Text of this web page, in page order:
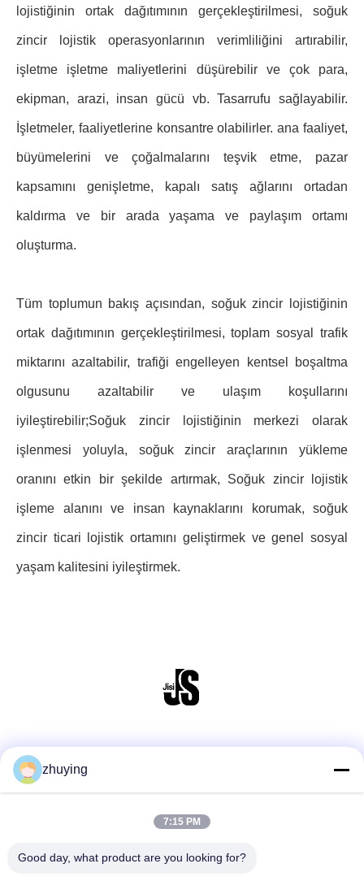
lojistiğinin ortak dağıtımının gerçekleştirilmesi, soğuk
zincir lojistik operasyonlarının verimliliğini artırabilir,
işletme işletme maliyetlerini düşürebilir ve çok para,
ekipman, arazi, insan gücü vb. Tasarrufu sağlayabilir.
İşletmeler, faaliyetlerine konsantre olabilirler. ana faaliyet,
büyümelerini ve çoğalmalarını teşvik etme, pazar
kapsamını genişletme, kapalı satış ağlarını ortadan
kaldırma ve bir arada yaşama ve paylaşım ortamı
oluşturma.
Tüm toplumun bakış açısından, soğuk zincir lojistiğinin
ortak dağıtımının gerçekleştirilmesi, toplam sosyal trafik
miktarını azaltabilir, trafiği engelleyen kentsel boşaltma
olgusunu azaltabilir ve ulaşım koşullarını
iyileştirebilir;Soğuk zincir lojistiğinin merkezi olarak
işlenmesi yoluyla, soğuk zincir araçlarının yükleme
oranını etkin bir şekilde artırmak, Soğuk zincir lojistik
işleme alanını ve insan kaynaklarını korumak, soğuk
zincir ticari lojistik ortamını geliştirmek ve genel sosyal
yaşam kalitesini iyileştirmek.
Hızlı İletişim
tele
zhuying
7:15 PM
Good day, what product are you looking for?